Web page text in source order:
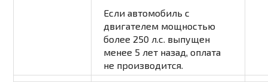
Если автомобиль с
двигателем мощностью
более 250 л.с. выпущен
менее 5 лет назад, оплата
не производится.